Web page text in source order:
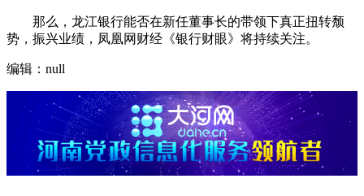
那么，龙江银行能否在新任董事长的带领下真正扭转颓
势，振兴业绩，凤凰网财经《银行财眼》将持续关注。
编辑：null